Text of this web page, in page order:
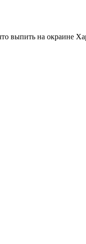
выпить на окраине